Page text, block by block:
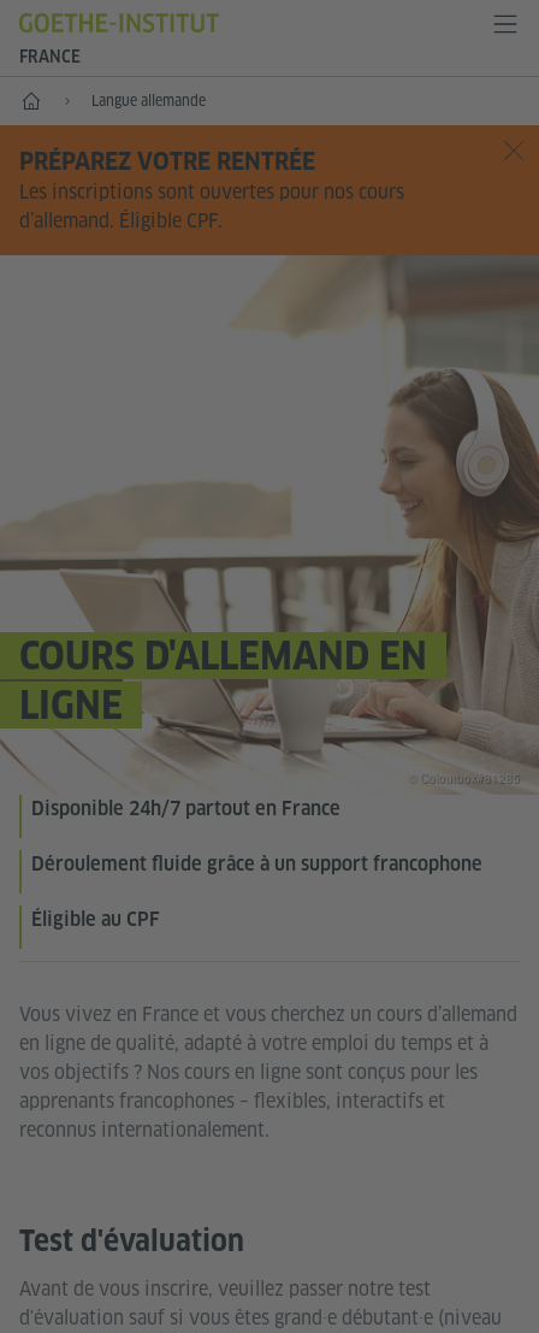
FRANCE
Accueil Langue allemande
PRÉPAREZ VOTRE RENTRÉE
Les inscriptions sont ouvertes pour nos cours
d’allemand. Éligible CPF.
COURS D'ALLEMAND EN
LIGNE
Vous vivez en France et vous cherchez un cours d’allemand
en ligne de qualité, adapté à votre emploi du temps et à
vos objectifs ? Nos cours en ligne sont conçus pour les
apprenants francophones – flexibles, interactifs et
reconnus internationalement.
Disponible 24h/7 partout en France
Déroulement fluide grâce à un support francophone
Éligible au CPF
© Colourbox#81285
Test d'évaluation
Avant de vous inscrire, veuillez passer notre test
d'évaluation sauf si vous êtes grand·e débutant·e (niveau